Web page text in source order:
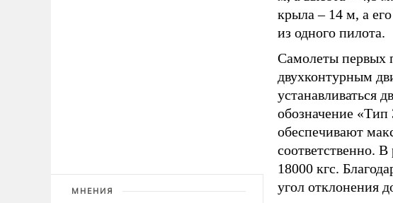
МНЕНИЯ
крыла – 14 м, а
из одного пилота.
Самолеты первых
двухконтурным
устанавливаться
обозначение «Тип
обеспечивают
соответственно.
18000 кгс.
угол отклонения